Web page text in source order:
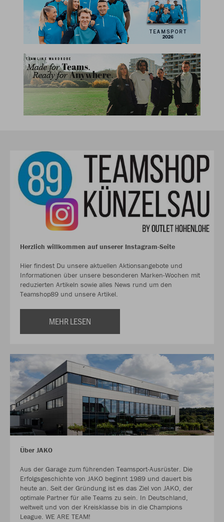
Herzlich willkommen auf unserer Instagram-Seite
Hier findest Du unsere aktuellen Aktionsangebote und
Informationen über unsere besonderen Marken-Wochen mit
reduzierten Artikeln sowie alles News rund um den
Teamshop89 und unsere Artikel.
MEHR LESEN
Über JAKO
Aus der Garage zum führenden Teamsport-Ausrüster. Die
Erfolgsgeschichte von JAKO beginnt 1989 und dauert bis
heute an. Seit der Gründung ist es das Ziel von JAKO, der
optimale Partner für alle Teams zu sein. In Deutschland,
weltweit und von der Kreisklasse bis in die Champions
League. WE ARE TEAM!